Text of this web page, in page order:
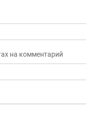
на комментарий